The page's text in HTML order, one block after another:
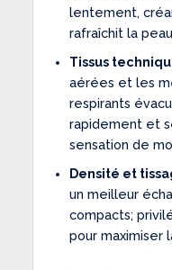
lentement,
rafraîchit la
Tissus
aérées et les
respirants
rapidement et
sensation de
Densité et
un meilleur
compacts;
pour maximiser